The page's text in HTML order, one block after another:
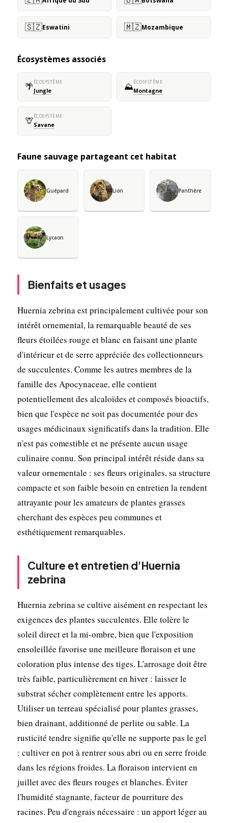
🇸🇿Eswatini 🇲🇿Mozambique
Écosystèmes associés
🌴ÉCOSYSTÈME
Jungle ⛰️ÉCOSYSTÈME
Montagne
🦒ÉCOSYSTÈME
Savane
Faune sauvage partageant cet habitat
Guépard Lion Panthère
Lycaon
Bienfaits et usages
Huernia zebrina est principalement cultivée pour son
intérêt ornemental, la remarquable beauté de ses
fleurs étoilées rouge et blanc en faisant une plante
d'intérieur et de serre appréciée des collectionneurs
de succulentes. Comme les autres membres de la
famille des Apocynaceae, elle contient
potentiellement des alcaloïdes et composés bioactifs,
bien que l'espèce ne soit pas documentée pour des
usages médicinaux significatifs dans la tradition. Elle
n'est pas comestible et ne présente aucun usage
culinaire connu. Son principal intérêt réside dans sa
valeur ornementale : ses fleurs originales, sa structure
compacte et son faible besoin en entretien la rendent
attrayante pour les amateurs de plantes grasses
cherchant des espèces peu communes et
esthétiquement remarquables.
Culture et entretien d'Huernia
zebrina
Huernia zebrina se cultive aisément en respectant les
exigences des plantes succulentes. Elle tolère le
soleil direct et la mi-ombre, bien que l'exposition
ensoleillée favorise une meilleure floraison et une
coloration plus intense des tiges. L'arrosage doit être
très faible, particulièrement en hiver : laisser le
substrat sécher complètement entre les apports.
Utiliser un terreau spécialisé pour plantes grasses,
bien drainant, additionné de perlite ou sable. La
rusticité tendre signifie qu'elle ne supporte pas le gel
: cultiver en pot à rentrer sous abri ou en serre froide
dans les régions froides. La floraison intervient en
juillet avec des fleurs rouges et blanches. Éviter
l'humidité stagnante, facteur de pourriture des
racines. Peu d'engrais nécessaire : un apport léger au